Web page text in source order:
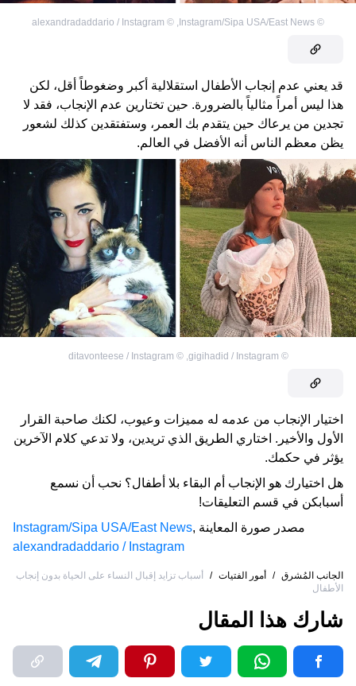
©
Instagram/Sipa USA/East News
,
©
alexandradaddario / Instagram
قد يعني عدم إنجاب الأطفال استقلالية أكبر وضغوطاً أقل، لكن
هذا ليس أمراً مثالياً بالضرورة. حين تختارين عدم الإنجاب، فقد لا
تجدين من يرعاك حين يتقدم بك العمر، وستفتقدين كذلك لشعور
يظن معظم الناس أنه الأفضل في العالم.
©
gigihadid / Instagram
,
©
ditavonteese / Instagram
اختيار الإنجاب من عدمه له مميزات وعيوب، لكنك صاحبة القرار
الأول والأخير. اختاري الطريق الذي تريدين، ولا تدعي كلام الآخرين
يؤثر في حكمك.
هل اختيارك هو الإنجاب أم البقاء بلا أطفال؟ نحب أن نسمع
أسبابكن في قسم التعليقات!
مصدر صورة المعاينة Instagram/Sipa USA/East News,
alexandradaddario / Instagram
الجانب المُشرق / أمور الفتيات /
أسباب تزايد إقبال النساء على الحياة بدون إنجاب
الأطفال
شارك هذا المقال